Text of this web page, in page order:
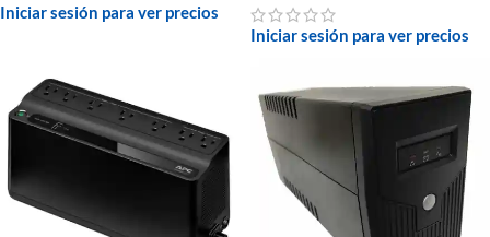
Iniciar sesión para ver precios
Iniciar sesión para ver precios